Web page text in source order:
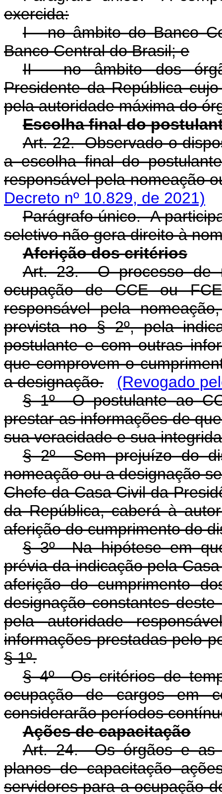
exercida:
I - no âmbito do Banco
Banco Central do Brasil; e
II - no âmbito dos
Presidente da República
pela autoridade máxima do
Escolha final do
Art. 22. Observado o
a escolha final do
responsável pela nomeação
Decreto nº 10.829, de 2021)
Parágrafo único. A
seletivo não gera direito à
Aferição dos critérios
Art. 23. O processo de
ocupação de CCE ou
responsável pela
prevista no § 2º, pela
postulante e com outras
que comprovem o
a designação.
(Revogado
§ 1º O postulante ao
prestar as informações de
sua veracidade e sua
§ 2º Sem prejuízo do
nomeação ou a designação
Chefe da Casa Civil da
da República, caberá à
aferição do cumprimento do
§ 3º Na hipótese em
prévia da indicação pela
aferição do cumprimento
designação constantes
pela autoridade
informações prestadas pelo
§ 1º.
§ 4º Os critérios de
ocupação de cargos em
considerarão períodos
Ações de capacitação
Art. 24. Os órgãos e as
planos de capacitação
servidores para a ocupação